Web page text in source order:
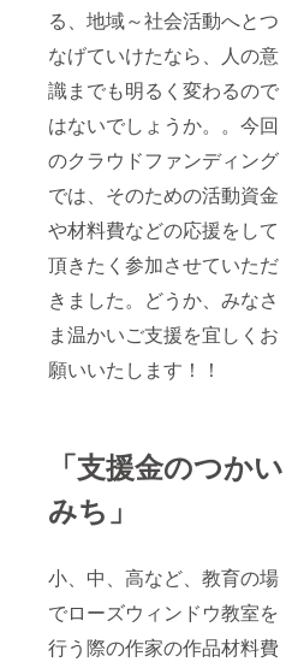
る、地域～社会活動へとつ
なげていけたなら、人の意
識までも明るく変わるので
はないでしょうか。。今回
のクラウドファンディング
では、そのための活動資金
や材料費などの応援をして
頂きたく参加させていただ
きました。どうか、みなさ
ま温かいご支援を宜しくお
願いいたします！！
「支援金のつかい
みち」
小、中、高など、教育の場
でローズウィンドウ教室を
行う際の作家の作品材料費